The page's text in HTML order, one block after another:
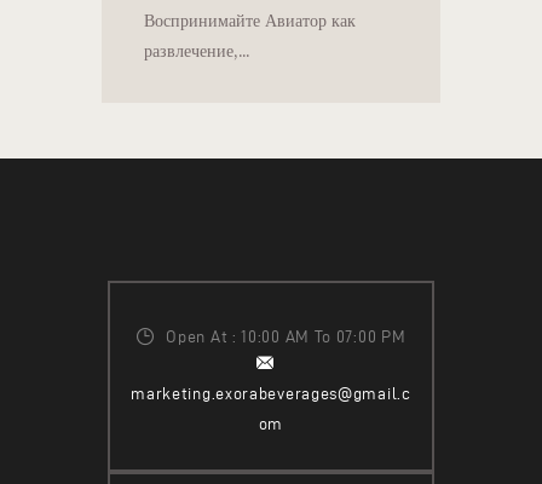
Воспринимайте Авиатор как
развлечение,…
Open At : 10:00 AM To 07:00 PM
marketing.exorabeverages@gmail.c
om